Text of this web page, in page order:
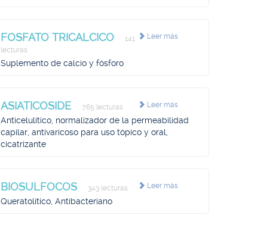
Leer más
FOSFATO TRICALCICO
141
lecturas
Suplemento de calcio y fósforo
Leer más
ASIATICOSIDE 765 lecturas
Anticelulítico, normalizador de la permeabilidad
capilar, antivaricoso para uso tópico y oral,
cicatrizante
Leer más
BIOSULFOCOS 343 lecturas
Queratolítico, Antibacteriano